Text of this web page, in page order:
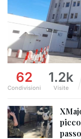
62
Condivisioni
1.2k
Visite